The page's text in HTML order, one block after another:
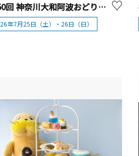
第50回 神奈川大和阿波おどり【大和市】
年7月25日（土）・26日（日）